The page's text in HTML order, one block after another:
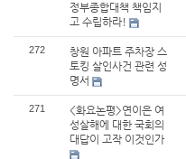
정부종합대책 책임지
고 수립하라!
272
창원 아파트 주차장 스
토킹 살인사건 관련 성
명서
271
<화요논평>연이은 여
성살해에 대한 국회의
대답이 고작 이것인가